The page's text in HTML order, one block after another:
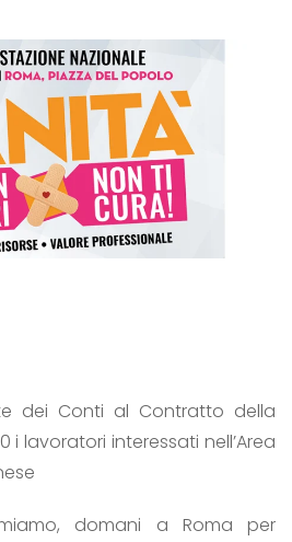
dei Conti al Contratto della
i lavoratori interessati nell’Area
domani a Roma per